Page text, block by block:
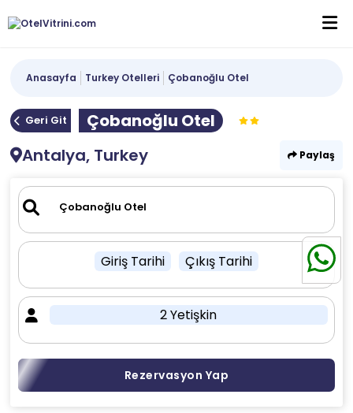
Anasayfa Turkey Otelleri Çobanoğlu Otel
Geri Git
Çobanoğlu Otel
Antalya, Turkey
Paylaş
Giriş Tarihi Çıkış Tarihi
2 Yetişkin
Rezervasyon Yap